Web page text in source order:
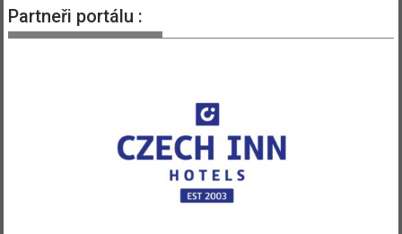
Partneři portálu :